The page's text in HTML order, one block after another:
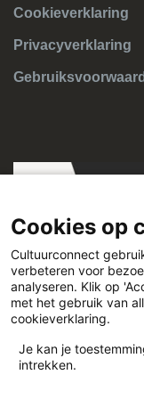
Cookieverklaring
Privacyverklaring
Cookies op
Cultuurconnect
verbeteren voor
analyseren. Klik op
met het gebruik van
cookieverklaring.
Je kan je
intrekken.